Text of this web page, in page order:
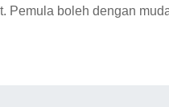
Pemula boleh dengan